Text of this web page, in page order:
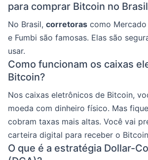
para comprar Bitcoin no
No Brasil, corretoras como
e Fumbi são famosas. Elas são
usar.
Como funcionam os caixas
Bitcoin?
Nos caixas eletrônicos de Bitcoin,
moeda com dinheiro físico. Mas
cobram taxas mais altas. Você vai
carteira digital para receber o
O que é a estratégia Dollar-